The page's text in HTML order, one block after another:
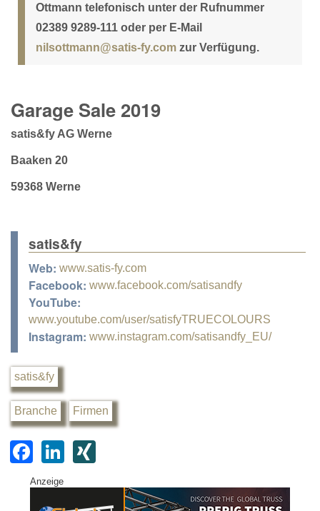
Ottmann telefonisch unter der Rufnummer
02389 9289-111 oder per E-Mail
nilsottmann@satis-fy.com zur Verfügung.
Garage Sale 2019
satis&fy AG Werne
Baaken 20
59368 Werne
satis&fy
Web: www.satis-fy.com
Facebook: www.facebook.com/satisandfy
YouTube:
www.youtube.com/user/satisfyTRUECOLOURS
Instagram: www.instagram.com/satisandfy_EU/
satis&fy
Branche Firmen
F
a
c
Li
k
G
Anzeige